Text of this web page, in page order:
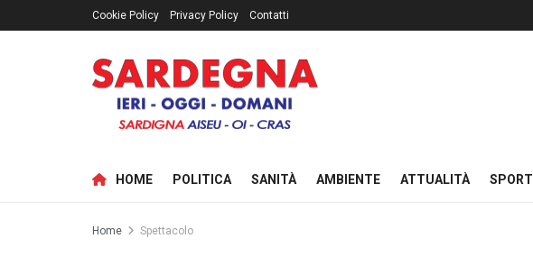
Cookie Policy Privacy Policy Contatti
HOME POLITICA SANITÀ AMBIENTE ATTUALITÀ SPORT
Home Spettacolo